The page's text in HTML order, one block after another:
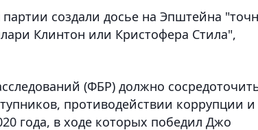
создали досье на Эпштейна
Клинтон или Кристофера Стила",
(ФБР) должно
противодействии коррупции и
года, в ходе которых победил Джо